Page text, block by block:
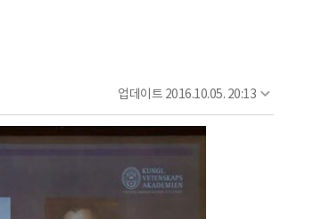
업데이트 2016.10.05. 20:13